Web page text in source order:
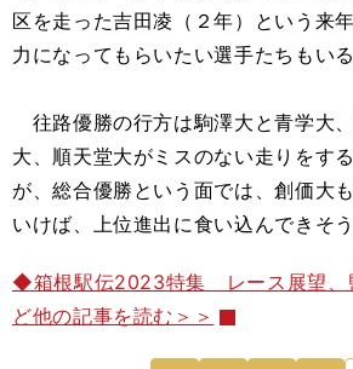
区を走った吉田凌（２年）という来
力になってもらいたい選手たちもいる
往路優勝の行方は駒澤大と青学大
大、順天堂大がミスのない走りをす
が、総合優勝という面では、創価大
いけば、上位進出に食い込んできそ
◆箱根駅伝2023特集 レース展望、
ど他の記事を読む＞＞